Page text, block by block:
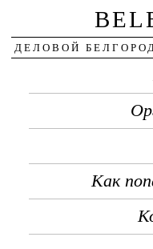
ДЕЛОВОЙ
Как